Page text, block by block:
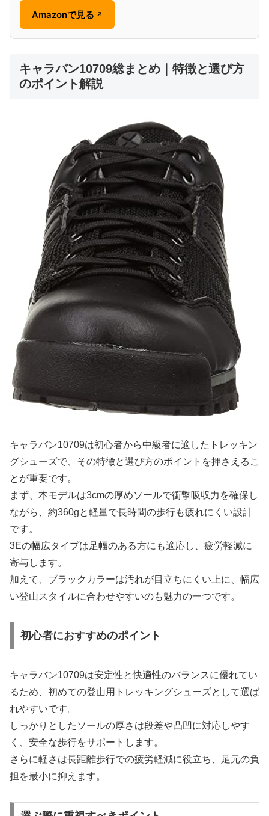
Amazonで見る ↗
キャラバン10709総まとめ｜特徴と選び方
のポイント解説
キャラバン10709は初心者から中級者に適したトレッキン
グシューズで、その特徴と選び方のポイントを押さえるこ
とが重要です。
まず、本モデルは3cmの厚めソールで衝撃吸収力を確保し
ながら、約360gと軽量で長時間の歩行も疲れにくい設計
です。
3Eの幅広タイプは足幅のある方にも適応し、疲労軽減に
寄与します。
加えて、ブラックカラーは汚れが目立ちにくい上に、幅広
い登山スタイルに合わせやすいのも魅力の一つです。
初心者におすすめのポイント
キャラバン10709は安定性と快適性のバランスに優れてい
るため、初めての登山用トレッキングシューズとして選ば
れやすいです。
しっかりとしたソールの厚さは段差や凸凹に対応しやす
く、安全な歩行をサポートします。
さらに軽さは長距離歩行での疲労軽減に役立ち、足元の負
担を最小に抑えます。